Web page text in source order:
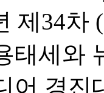
제34차
태세와
어 경진